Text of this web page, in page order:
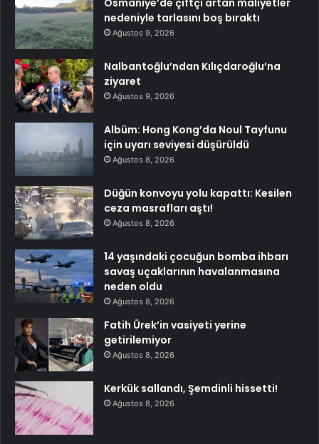
Osmaniye’de çiftçi artan maliyetler
nedeniyle tarlasını boş bıraktı
Ağustos 9, 2026
Nalbantoğlu’ndan Kılıçdaroğlu’na
ziyaret
Ağustos 9, 2026
Albüm: Hong Kong’da Noul Tayfunu
için uyarı seviyesi düşürüldü
Ağustos 8, 2026
Düğün konvoyu yolu kapattı: Kesilen
ceza masrafları aştı!
Ağustos 8, 2026
14 yaşındaki çocuğun bomba ihbarı
savaş uçaklarının havalanmasına
neden oldu
Ağustos 8, 2026
Fatih Ürek’in vasiyeti yerine
getirilemiyor
Ağustos 8, 2026
Kerkük sallandı, Şemdinli hissetti!
Ağustos 8, 2026